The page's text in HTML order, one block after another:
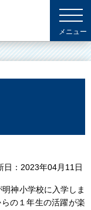
日 2023年04月11日
神小学校に入学しま
の１年生の活躍が楽